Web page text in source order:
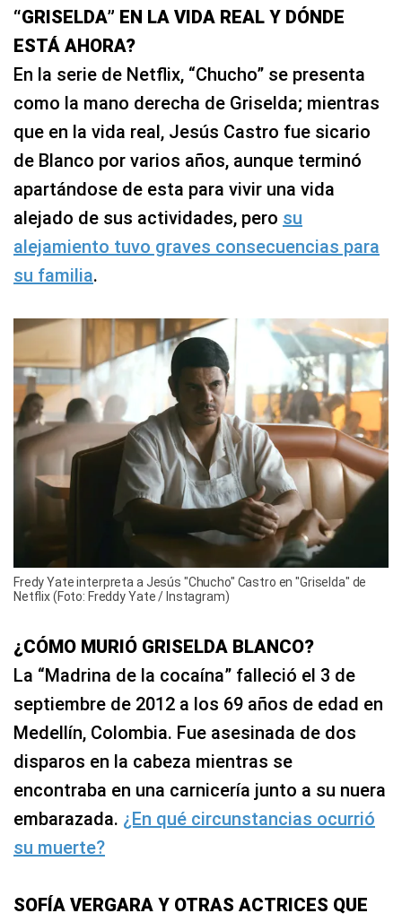
“GRISELDA” EN LA VIDA REAL Y DÓNDE
ESTÁ AHORA?
En la serie de Netflix, “Chucho” se presenta
como la mano derecha de Griselda; mientras
que en la vida real, Jesús Castro fue sicario
de Blanco por varios años, aunque terminó
apartándose de esta para vivir una vida
alejado de sus actividades, pero su
alejamiento tuvo graves consecuencias para
su familia.
Fredy Yate interpreta a Jesús "Chucho" Castro en "Griselda" de
Netflix (Foto: Freddy Yate / Instagram)
¿CÓMO MURIÓ GRISELDA BLANCO?
La “Madrina de la cocaína” falleció el 3 de
septiembre de 2012 a los 69 años de edad en
Medellín, Colombia. Fue asesinada de dos
disparos en la cabeza mientras se
encontraba en una carnicería junto a su nuera
embarazada. ¿En qué circunstancias ocurrió
su muerte?
SOFÍA VERGARA Y OTRAS ACTRICES QUE